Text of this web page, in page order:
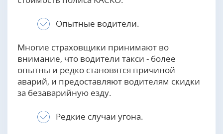
Опытные водители.
Многие страховщики принимают во
внимание, что водители такси - более
опытны и редко становятся причиной
аварий, и предоставляют водителям скидки
за безаварийную езду.
Редкие случаи угона.